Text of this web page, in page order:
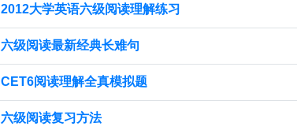
2012大学英语六级阅读理解练习
六级阅读最新经典长难句
CET6阅读理解全真模拟题
六级阅读复习方法